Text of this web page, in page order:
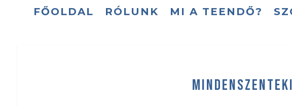
FŐOLDAL RÓLUNK MI A TEENDŐ?